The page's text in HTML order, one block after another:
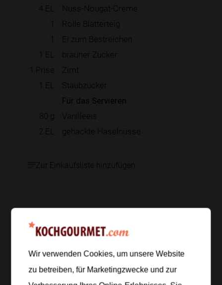
4 EL
Nuss-Nougat-Creme
1
Rolle Blätterteig
1
Ei zum Bestreichen
1 EL
brauner Zucker
1 Prise
Zimt
1 EL Staubzucker
Für das Servieren
80 g
Vanilleeis
2 EL gehackte Haselnüsse
Zur Einkaufsliste hinzufügen
Zubereitung
Die Bananen schälen und der Länge nach vorsichtig
mit einem V-förmigen Schnitt einschneiden, ohne sie
Wir verwenden Cookies, um unsere Website
zu betreiben, für Marketingzwecke und zur